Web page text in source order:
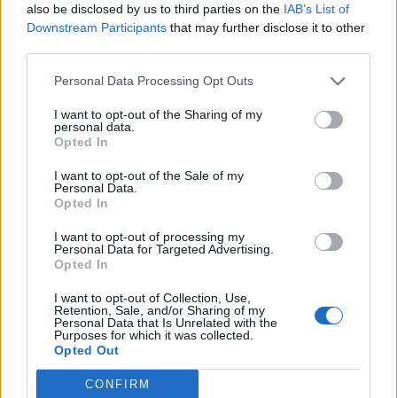
also be disclosed by us to third parties on the IAB’s List of
Downstream Participants that may further disclose it to other
Personal Data Processing Opt Outs
I want to opt-out of the Sharing of my
personal data.
Opted In
I want to opt-out of the Sale of my
Personal Data.
Opted In
I want to opt-out of processing my
Personal Data for Targeted Advertising.
Opted In
I want to opt-out of Collection, Use,
Retention, Sale, and/or Sharing of my
Personal Data that Is Unrelated with the
Purposes for which it was collected.
Opted Out
CONFIRM